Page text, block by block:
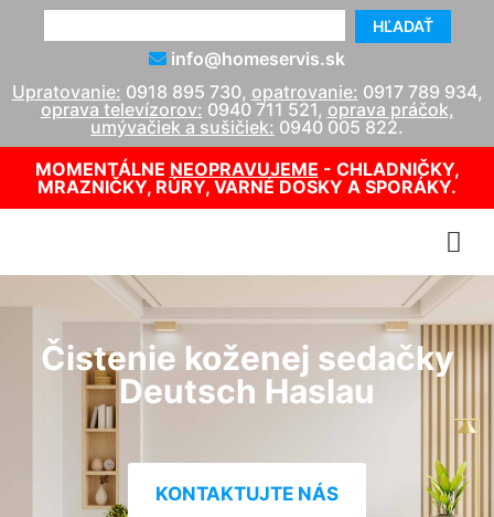
HĽADAŤ
info@homeservis.sk
Upratovanie: 0918 895 730, opatrovanie: 0917 789 934,
oprava televízorov: 0940 711 521, oprava práčok,
umývačiek a sušičiek: 0940 005 822.
MOMENTÁLNE NEOPRAVUJEME - CHLADNIČKY,
MRAZNIČKY, RÚRY, VARNÉ DOSKY A SPORÁKY.
Čistenie koženej sedačky
Deutsch Haslau
KONTAKTUJTE NÁS